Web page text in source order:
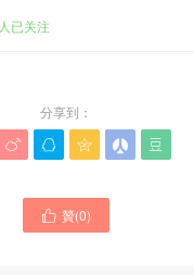
已关注
分享到：
    
 贊(0)
LOEWE包包品